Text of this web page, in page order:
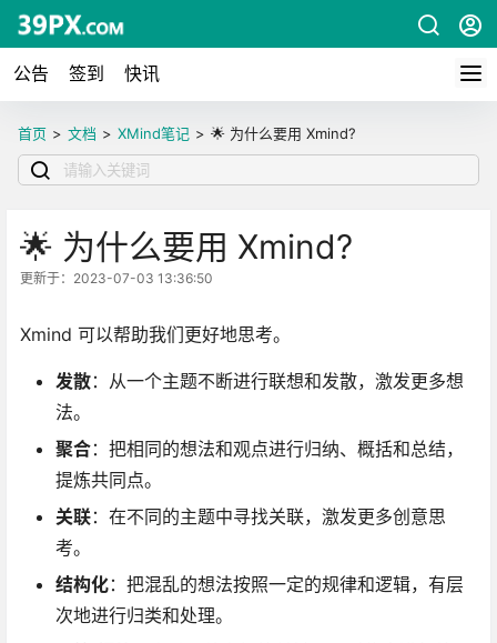
公告 签到 快讯
首页 > 文档 > XMind笔记 > 🌟 为什么要用 Xmind?
🌟 为什么要用 Xmind?
更新于：2023-07-03 13:36:50
Xmind 可以帮助我们更好地思考。
发散：从一个主题不断进行联想和发散，激发更多想
法。
聚合：把相同的想法和观点进行归纳、概括和总结，
提炼共同点。
关联：在不同的主题中寻找关联，激发更多创意思
考。
结构化：把混乱的想法按照一定的规律和逻辑，有层
次地进行归类和处理。